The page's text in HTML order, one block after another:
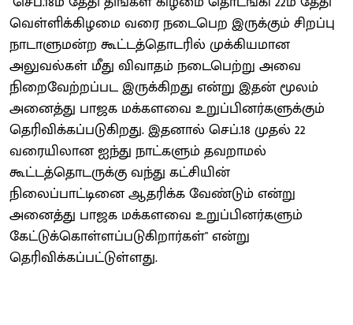
வெள்ளிக்கிழமை வரை நடைபெற இருக்கும் சிறப்பு
நாடாளுமன்ற கூட்டத்தொடரில் முக்கியமான
அலுவல்கள் மீது விவாதம் நடைபெற்று அவை
நிறைவேற்றப்பட இருக்கிறது என்று இதன் மூலம்
அனைத்து பாஜக மக்களவை உறுப்பினர்களுக்கும்
தெரிவிக்கப்படுகிறது. இதனால் செப்.18 முதல் 22
வரையிலான ஐந்து நாட்களும் தவறாமல்
கூட்டத்தொடருக்கு வந்து கட்சியின்
நிலைப்பாட்டினை ஆதரிக்க வேண்டும் என்று
அனைத்து பாஜக மக்களவை உறுப்பினர்களும்
கேட்டுக்கொள்ளப்படுகிறார்கள்" என்று
தெரிவிக்கப்பட்டுள்ளது.